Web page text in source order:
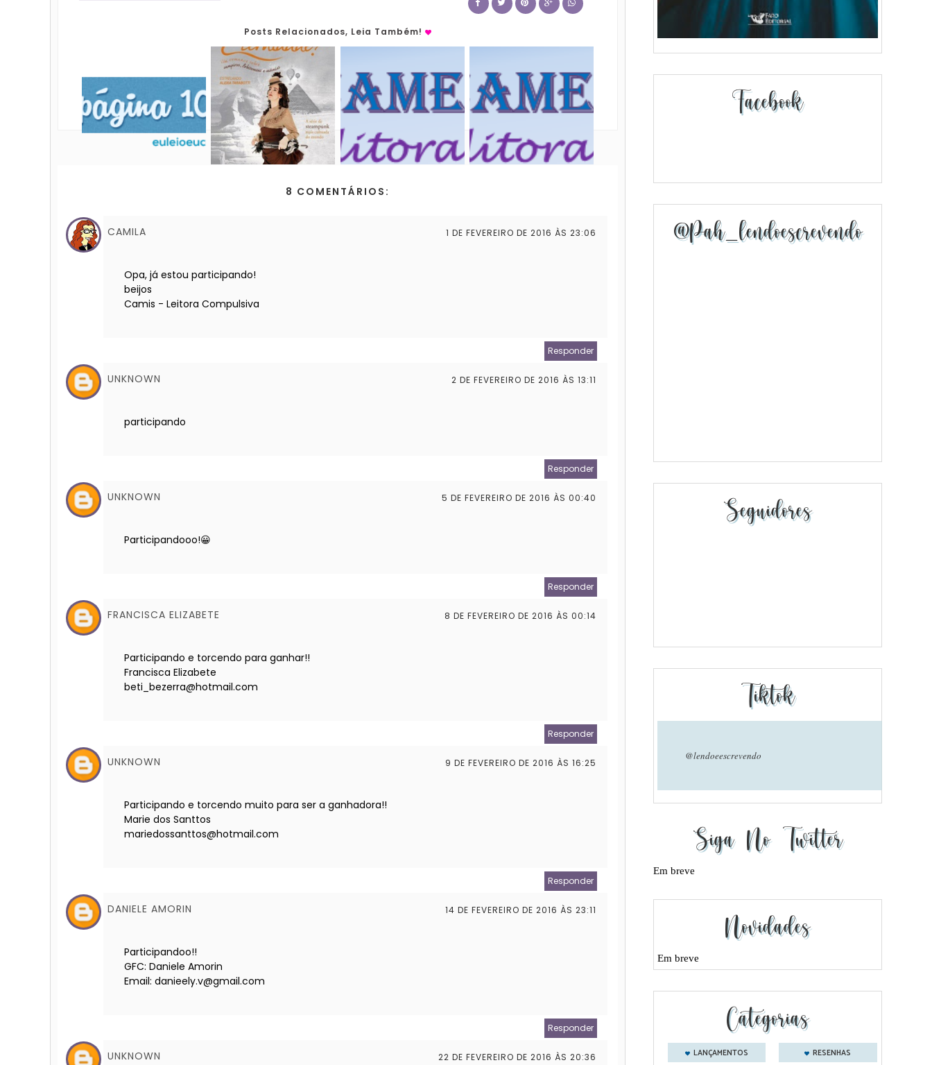
Posts Relacionados, Leia Também!
8 COMENTÁRIOS:
CAMILA 1 DE FEVEREIRO DE 2016 ÀS 23:06
Opa, já estou participando!
beijos
Camis - Leitora Compulsiva
Responder
UNKNOWN 2 DE FEVEREIRO DE 2016 ÀS 13:11
participando
Responder
UNKNOWN 5 DE FEVEREIRO DE 2016 ÀS 00:40
Participandooo!😀
Responder
FRANCISCA ELIZABETE 8 DE FEVEREIRO DE 2016 ÀS 00:14
Participando e torcendo para ganhar!!
Francisca Elizabete
beti_bezerra@hotmail.com
Responder
UNKNOWN 9 DE FEVEREIRO DE 2016 ÀS 16:25
Participando e torcendo muito para ser a ganhadora!!
Marie dos Santtos
mariedossanttos@hotmail.com
Responder
DANIELE AMORIN 14 DE FEVEREIRO DE 2016 ÀS 23:11
Participandoo!!
GFC: Daniele Amorin
Email: danieely.v@gmail.com
Responder
UNKNOWN 22 DE FEVEREIRO DE 2016 ÀS 20:36
Facebook
@pah_lendoescrevendo
Seguidores
Tiktok
@lendoeescrevendo
Siga No Twitter
Em breve
Novidades
Em breve
Categorias
LANÇAMENTOS RESENHAS